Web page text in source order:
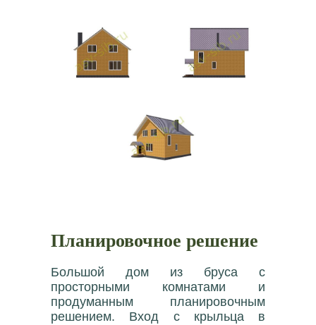
Планировочное решение
Большой дом из бруса с
просторными комнатами и
продуманным планировочным
решением. Вход с крыльца в